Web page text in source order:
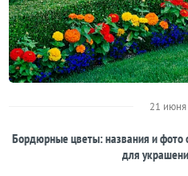
21
Бордюрные цветы: названия и фото
для